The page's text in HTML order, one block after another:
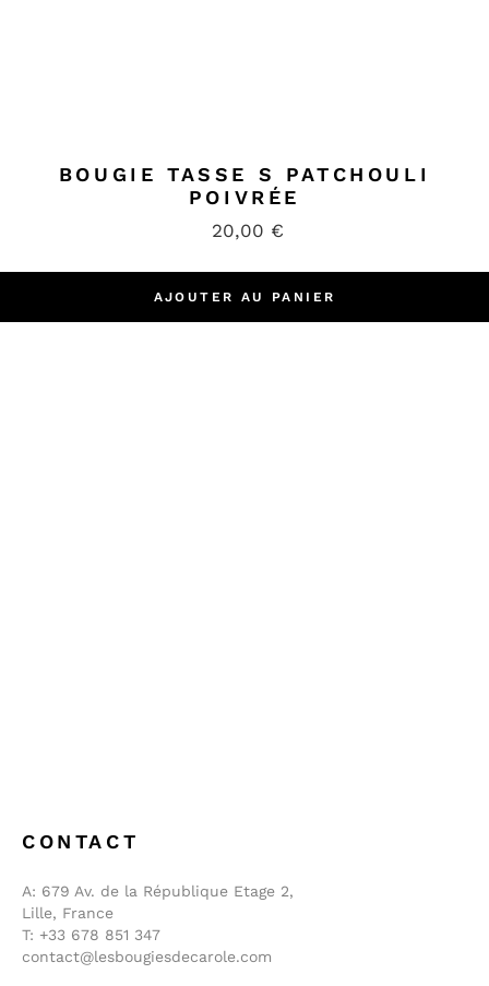
BOUGIE TASSE S PATCHOULI
POIVRÉE
20,00 €
AJOUTER AU PANIER
CONTACT
A: 679 Av. de la République Etage 2,
Lille, France
T: +33 678 851 347
contact@lesbougiesdecarole.com